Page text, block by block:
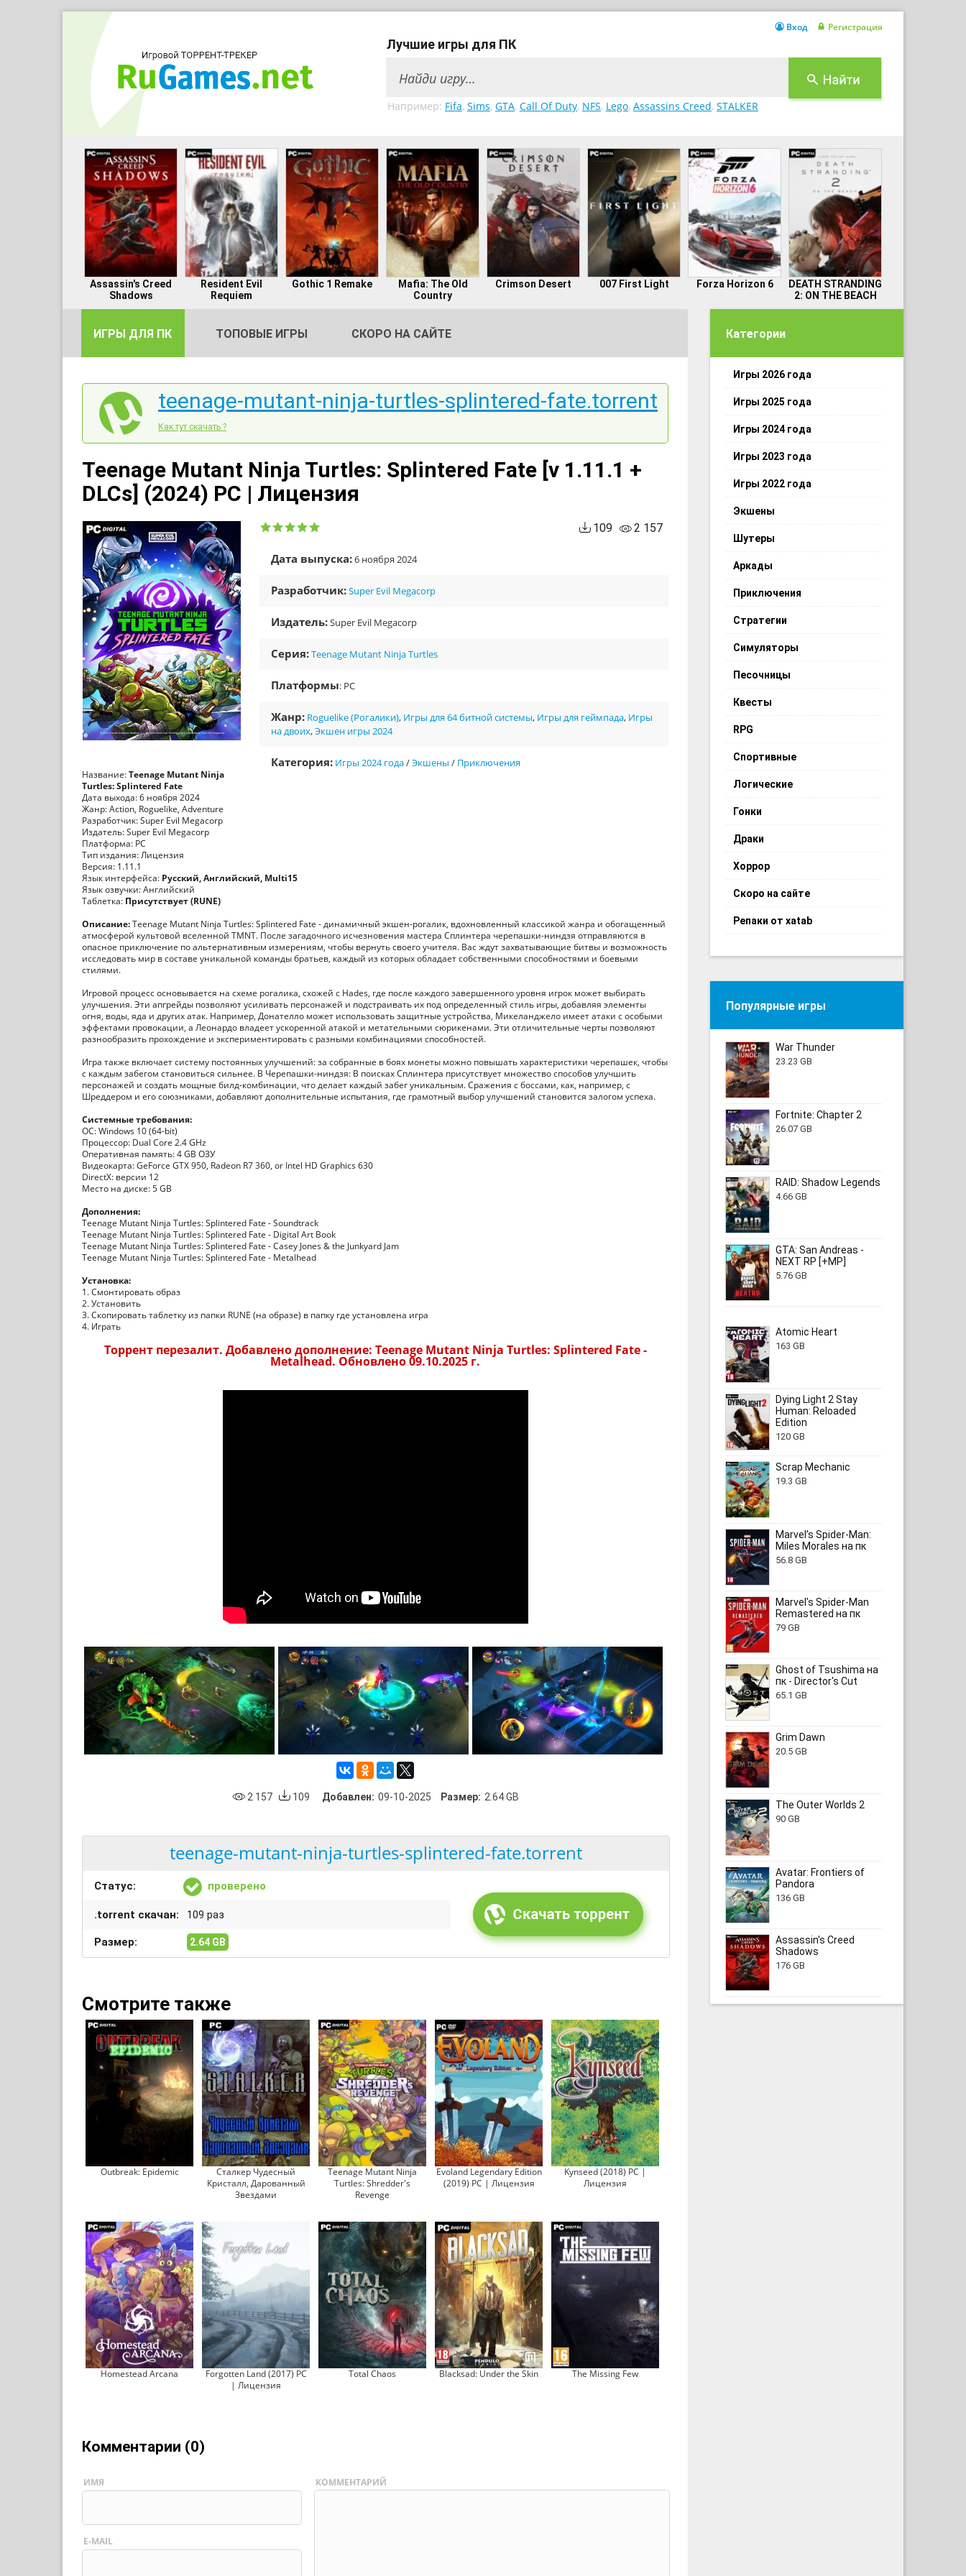
Лучшие игры для ПК
Например: Fifa, Sims, GTA, Call Of Duty, NFS, Lego, Assassins Creed, STALKER
Вход Регистрация
Assassin's Creed
Shadows
Resident Evil
Requiem
Gothic 1 Remake
Mafia: The Old
Country
Crimson Desert 007 First Light Forza Horizon 6
DEATH STRANDING
2: ON THE BEACH
ИГРЫ ДЛЯ ПК ТОПОВЫЕ ИГРЫ СКОРО НА САЙТЕ
teenage-mutant-ninja-turtles-splintered-fate.torrent
Как тут скачать ?
Teenage Mutant Ninja Turtles: Splintered Fate [v 1.11.1 +
DLCs] (2024) PC | Лицензия
2 157
109
Дата выпуска:6 ноября 2024
Разработчик:Super Evil Megacorp
Издатель:Super Evil Megacorp
Серия:Teenage Mutant Ninja Turtles
Платформы: PC
Жанр: Roguelike (Рогалики), Игры для 64 битной системы, Игры для геймпада, Игры
на двоих,Экшен игры 2024
Категория: Игры 2024 года/Экшены / Приключения
Название:Teenage Mutant Ninja
Turtles: Splintered Fate
Дата выхода: 6 ноября 2024
Жанр: Action, Roguelike, Adventure
Разработчик: Super Evil Megacorp
Издатель: Super Evil Megacorp
Платформа: PC
Тип издания: Лицензия
Версия: 1.11.1
Язык интерфейса: Русский, Английский, Multi15
Язык озвучки: Английский
Таблетка: Присутствует (RUNE)
Описание:Teenage Mutant Ninja Turtles: Splintered Fate - динамичный экшен-рогалик, вдохновленный классикой жанра и обогащенный
атмосферой культовой вселенной TMNT. После загадочного исчезновения мастера Сплинтера черепашки-ниндзя отправляются в
опасное приключение по альтернативным измерениям, чтобы вернуть своего учителя. Вас ждут захватывающие битвы и возможность
исследовать мир в составе уникальной команды братьев, каждый из которых обладает собственными способностями и боевыми
стилями.
Игровой процесс основывается на схеме рогалика, схожей с Hades, где после каждого завершенного уровня игрок может выбирать
улучшения. Эти апгрейды позволяют усиливать персонажей и подстраивать их под определенный стиль игры, добавляя элементы
огня, воды, яда и других атак. Например, Донателло может использовать защитные устройства, Микеланджело имеет атаки с особыми
эффектами провокации, а Леонардо владеет ускоренной атакой и метательными сюрикенами. Эти отличительные черты позволяют
разнообразить прохождение и экспериментировать с разными комбинациями способностей.
Игра также включает систему постоянных улучшений: за собранные в боях монеты можно повышать характеристики черепашек, чтобы
с каждым забегом становиться сильнее. В Черепашки-ниндзя: В поисках Сплинтера присутствует множество способов улучшить
персонажей и создать мощные билд-комбинации, что делает каждый забег уникальным. Сражения с боссами, как, например, с
Шреддером и его союзниками, добавляют дополнительные испытания, где грамотный выбор улучшений становится залогом успеха.
Системные требования:
ОС: Windows 10 (64-bit)
Процессор: Dual Core 2.4 GHz
Оперативная память: 4 GB ОЗУ
Видеокарта: GeForce GTX 950, Radeon R7 360, or Intel HD Graphics 630
DirectX: версии 12
Место на диске: 5 GB
Дополнения:
Teenage Mutant Ninja Turtles: Splintered Fate - Soundtrack
Teenage Mutant Ninja Turtles: Splintered Fate - Digital Art Book
Teenage Mutant Ninja Turtles: Splintered Fate - Casey Jones & the Junkyard Jam
Teenage Mutant Ninja Turtles: Splintered Fate - Metalhead
Установка:
1. Смонтировать образ
2. Установить
3. Скопировать таблетку из папки RUNE (на образе) в папку где установлена игра
4. Играть
Торрент перезалит. Добавлено дополнение: Teenage Mutant Ninja Turtles: Splintered Fate -
Metalhead. Обновлено 09.10.2025 г.
2 157 109 Добавлен: 09-10-2025 Размер: 2.64 GB
teenage-mutant-ninja-turtles-splintered-fate.torrent
Статус: проверено
.torrent скачан: 109 раз
Размер: 2.64 GB
Смотрите также
Outbreak: Epidemic
Сталкер Чудесный
Кристалл, Дарованный
Звездами
Teenage Mutant Ninja
Turtles: Shredder's
Revenge
Evoland Legendary Edition
(2019) PC | Лицензия
Kynseed (2018) PC |
Лицензия
Homestead Arcana
Forgotten Land (2017) PC
| Лицензия
Total Chaos Blacksad: Under the Skin The Missing Few
Комментарии (0)
ИМЯ
E-MAIL
КОММЕНТАРИЙ
Категории
Игры 2026 года
Игры 2025 года
Игры 2024 года
Игры 2023 года
Игры 2022 года
Экшены
Шутеры
Аркады
Приключения
Стратегии
Симуляторы
Песочницы
Квесты
RPG
Спортивные
Логические
Гонки
Драки
Хоррор
Скоро на сайте
Репаки от xatab
Популярные игры
War Thunder
23.23 GB
Fortnite: Chapter 2
26.07 GB
RAID: Shadow Legends
4.66 GB
GTA: San Andreas -
NEXT RP [+MP]
5.76 GB
Atomic Heart
163 GB
Dying Light 2 Stay
Human: Reloaded
Edition
120 GB
Scrap Mechanic
19.3 GB
Marvel’s Spider-Man:
Miles Morales на пк
56.8 GB
Marvel’s Spider-Man
Remastered на пк
79 GB
Ghost of Tsushima на
пк - Director's Cut
65.1 GB
Grim Dawn
20.5 GB
The Outer Worlds 2
90 GB
Avatar: Frontiers of
Pandora
136 GB
Assassin's Creed
Shadows
176 GB